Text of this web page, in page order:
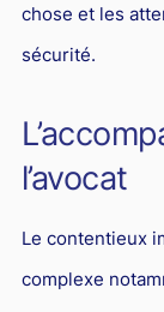
chose et les
sécurité.
l’avocat
Le contentieux
complexe